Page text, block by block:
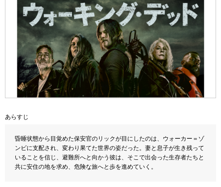
あらすじ
昏睡状態から目覚めた保安官のリックが目にしたのは、ウォーカー＝ゾ
ンビに支配され、変わり果てた世界の姿だった。妻と息子が生き残って
いることを信じ、避難所へと向かう彼は、そこで出会った生存者たちと
共に安住の地を求め、危険な旅へと歩を進めていく。